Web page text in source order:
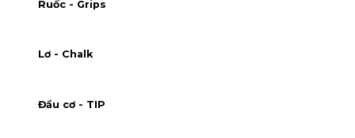
Ruốc - Grips
Lơ - Chalk
Đầu cơ - TIP